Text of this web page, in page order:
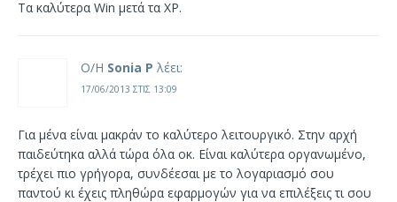
Τα καλύτερα Win μετά τα XP.
Ο/Η Sonia P λέει:
17/06/2013 ΣΤΙΣ 13:09
Για μένα είναι μακράν το καλύτερο λειτουργικό. Στην αρχή
παιδεύτηκα αλλά τώρα όλα οκ. Είναι καλύτερα οργανωμένο,
τρέχει πιο γρήγορα, συνδέεσαι με το λογαριασμό σου
παντού κι έχεις πληθώρα εφαρμογών για να επιλέξεις τι σου